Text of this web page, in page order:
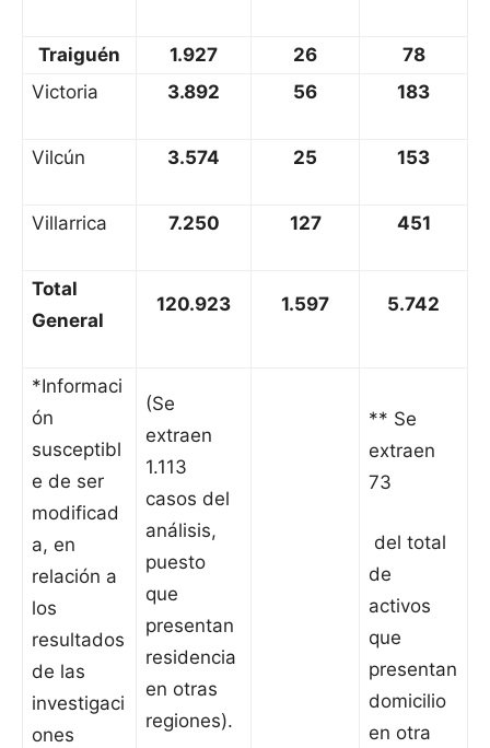
Traiguén 1.927 26
78
Victoria
3.892 56 183
Vilcún 3.574 25 153
Villarrica 7.250 127 451
Total
General
120.923 1.597 5.742
*Informaci
ón
susceptibl
e de ser
modificad
a, en
relación a
los
resultados
de las
investigaci
ones
(Se
extraen
1.113
casos del
análisis,
puesto
que
presentan
residencia
en otras
regiones).
** Se
extraen
73
del total
de
activos
que
presentan
domicilio
en otra